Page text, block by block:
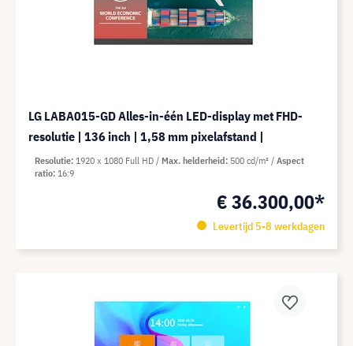
LG LABA015-GD Alles-in-één LED-display met FHD-
resolutie | 136 inch | 1,58 mm pixelafstand |
€ 36.300,00*
Levertijd 5-8 werkdagen
Resolutie 1920 x 1080 Full HD Max. helderheid 500 cd/m²
Aspect
ratio 16:9